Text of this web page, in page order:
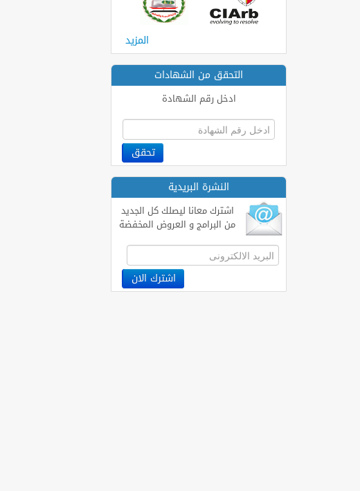
المزيد
التحقق من الشهادات
ادخل رقم الشهادة
النشرة البريدية
اشترك معانا ليصلك كل الجديد
من البرامج و العروض المخفضة